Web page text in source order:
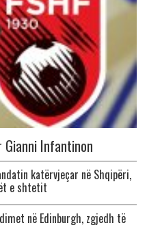
Gianni Infantinon
katërvjeçar në Shqipëri,
e shtetit
në Edinburgh, zgjedh të